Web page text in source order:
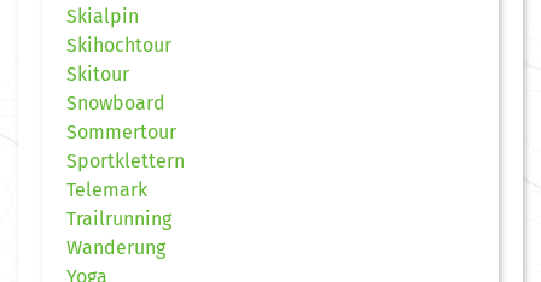
Skialpin
Skihochtour
Skitour
Snowboard
Sommertour
Sportklettern
Telemark
Trailrunning
Wanderung
Yoga